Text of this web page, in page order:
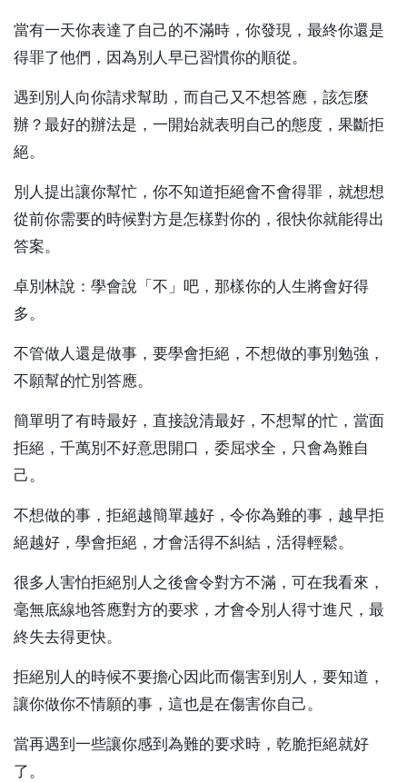
當有一天你表達了自己的不滿時，你發現，最終你還是
得罪了他們，因為別人早已習慣你的順從。
遇到別人向你請求幫助，而自己又不想答應，該怎麼
辦？最好的辦法是，一開始就表明自己的態度，果斷拒
絕。
別人提出讓你幫忙，你不知道拒絕會不會得罪，就想想
從前你需要的時候對方是怎樣對你的，很快你就能得出
答案。
卓別林說：學會說「不」吧，那樣你的人生將會好得
多。
不管做人還是做事，要學會拒絕，不想做的事別勉強，
不願幫的忙別答應。
簡單明了有時最好，直接說清最好，不想幫的忙，當面
拒絕，千萬別不好意思開口，委屈求全，只會為難自
己。
不想做的事，拒絕越簡單越好，令你為難的事，越早拒
絕越好，學會拒絕，才會活得不糾結，活得輕鬆。
很多人害怕拒絕別人之後會令對方不滿，可在我看來，
毫無底線地答應對方的要求，才會令別人得寸進尺，最
終失去得更快。
拒絕別人的時候不要擔心因此而傷害到別人，要知道，
讓你做你不情願的事，這也是在傷害你自己。
當再遇到一些讓你感到為難的要求時，乾脆拒絕就好
了。